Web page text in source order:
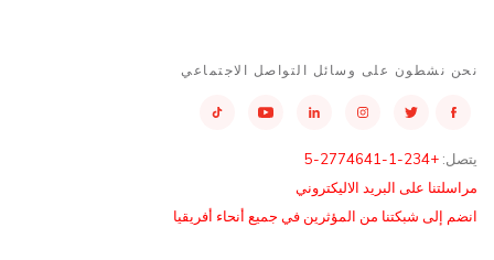
نحن نشطون على وسائل التواصل الاجتماعي
يتصل: +234-1-2774641-5
مراسلتنا على البريد الاليكتروني
انضم إلى شبكتنا من المؤثرين في جميع أنحاء أفريقيا